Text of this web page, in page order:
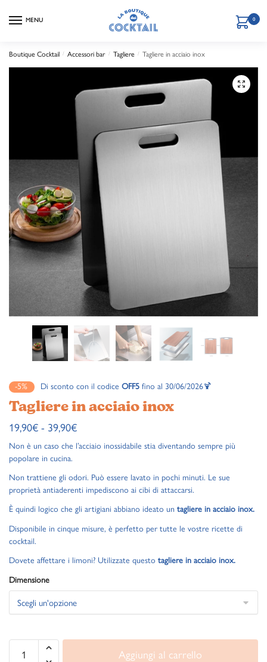
MENU 0
Boutique Cocktail / Accessori bar / Tagliere / Tagliere in acciaio inox
🔍
-5% Di sconto con il codice OFF5 fino al 30/06/2026🍹
Tagliere in acciaio inox
19,90€ - 39,90€
Non è un caso che l’acciaio inossidabile stia diventando sempre più
popolare in cucina.
Non trattiene gli odori. Può essere lavato in pochi minuti. Le sue
proprietà antiaderenti impediscono ai cibi di attaccarsi.
È quindi logico che gli artigiani abbiano ideato un tagliere in acciaio inox.
Disponibile in cinque misure, è perfetto per tutte le vostre ricette di
cocktail.
Dovete affettare i limoni? Utilizzate questo tagliere in acciaio inox.
Dimensione
Aggiungi al carrello